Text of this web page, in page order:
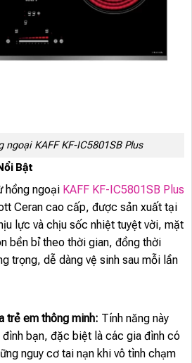
ngoại KAFF KF-IC5801SB Plus
Bật
hồng ngoại KAFF KF-IC5801SB Plus
Ceran cao cấp, được sản xuất tại
lực và chịu sốc nhiệt tuyệt vời, mặt
bền bỉ theo thời gian, đồng thời
trọng, dễ dàng vệ sinh sau mỗi lần
trẻ em thông minh: Tính năng này
bạn, đặc biệt là các gia đình có
nguy cơ tai nạn khi vô tình chạm